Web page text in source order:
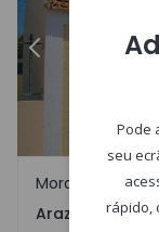
Anterior
Arazede,
Moradia
Arazede,
Pode
seu
rápido,